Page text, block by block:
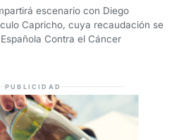
escenario con Diego
Capricho, cuya recaudación se
Contra el Cáncer
PUBLICIDAD